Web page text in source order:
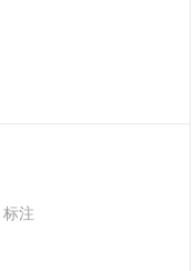
标注